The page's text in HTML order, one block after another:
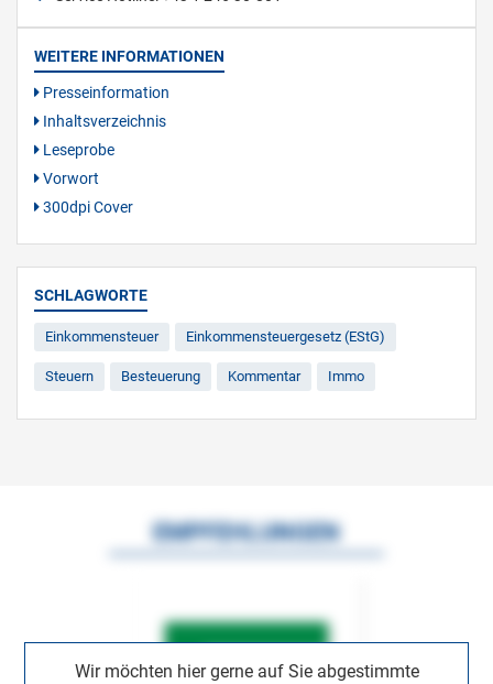
WEITERE INFORMATIONEN
Presseinformation
Inhaltsverzeichnis
Leseprobe
Vorwort
300dpi Cover
SCHLAGWORTE
Einkommensteuer Einkommensteuergesetz (EStG)
Steuern Besteuerung Kommentar Immo
Wir möchten hier gerne auf Sie abgestimmte
EMPFEHLUNGEN